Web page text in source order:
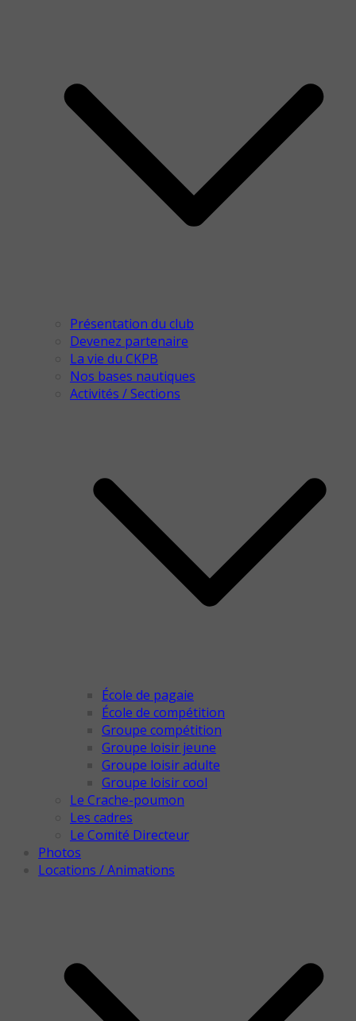
Présentation du club
Devenez partenaire
La vie du CKPB
Nos bases nautiques
Activités / Sections
École de pagaie
École de compétition
Groupe compétition
Groupe loisir jeune
Groupe loisir adulte
Groupe loisir cool
Le Crache-poumon
Les cadres
Le Comité Directeur
Photos
Locations / Animations